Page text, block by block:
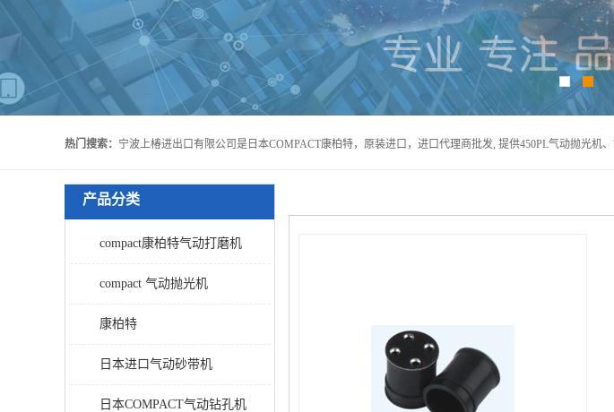
热门搜索：
产品分类
compact康柏特气动打磨机
compact 气动抛光机
康柏特
日本进口气动砂带机
日本COMPACT气动钻孔机